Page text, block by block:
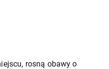
rosną obawy o